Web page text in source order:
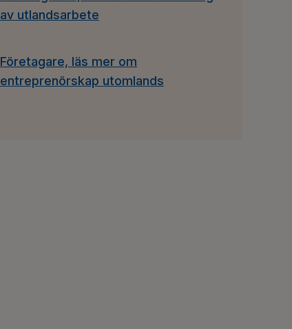
av utlandsarbete
Företagare, läs mer om
entreprenörskap utomlands